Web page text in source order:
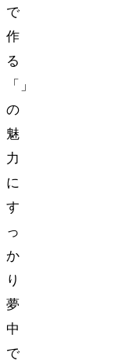
で
作
る
「DIY」
の
魅
力
に
す
っ
か
り
夢
中
で